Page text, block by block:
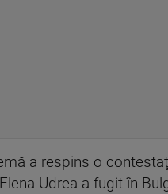
a respins o
Udrea a fugit în